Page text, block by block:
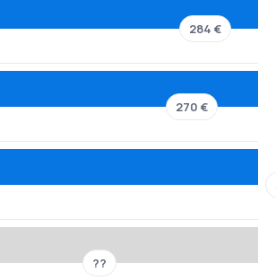
284 €
270 €
??